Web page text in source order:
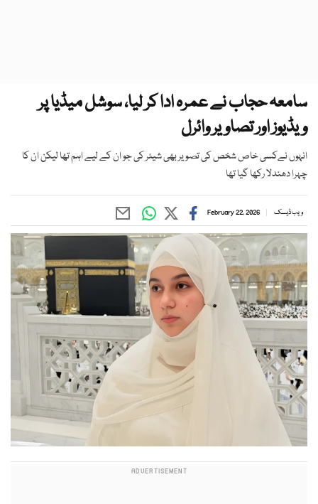
سامعہ حجاب نے عمرہ ادا کر لیا، سوشل میڈیا پر
ویڈیوز اور تصاویر وائرل
انہوں نےکسی خاص شخص کی تصویر بھی شیئر کی جو ان کے لیے اہم تھا لیکن ان کا
چہرا دھندلا رکھا گیا تھا
ویب ڈیسک February 22, 2026